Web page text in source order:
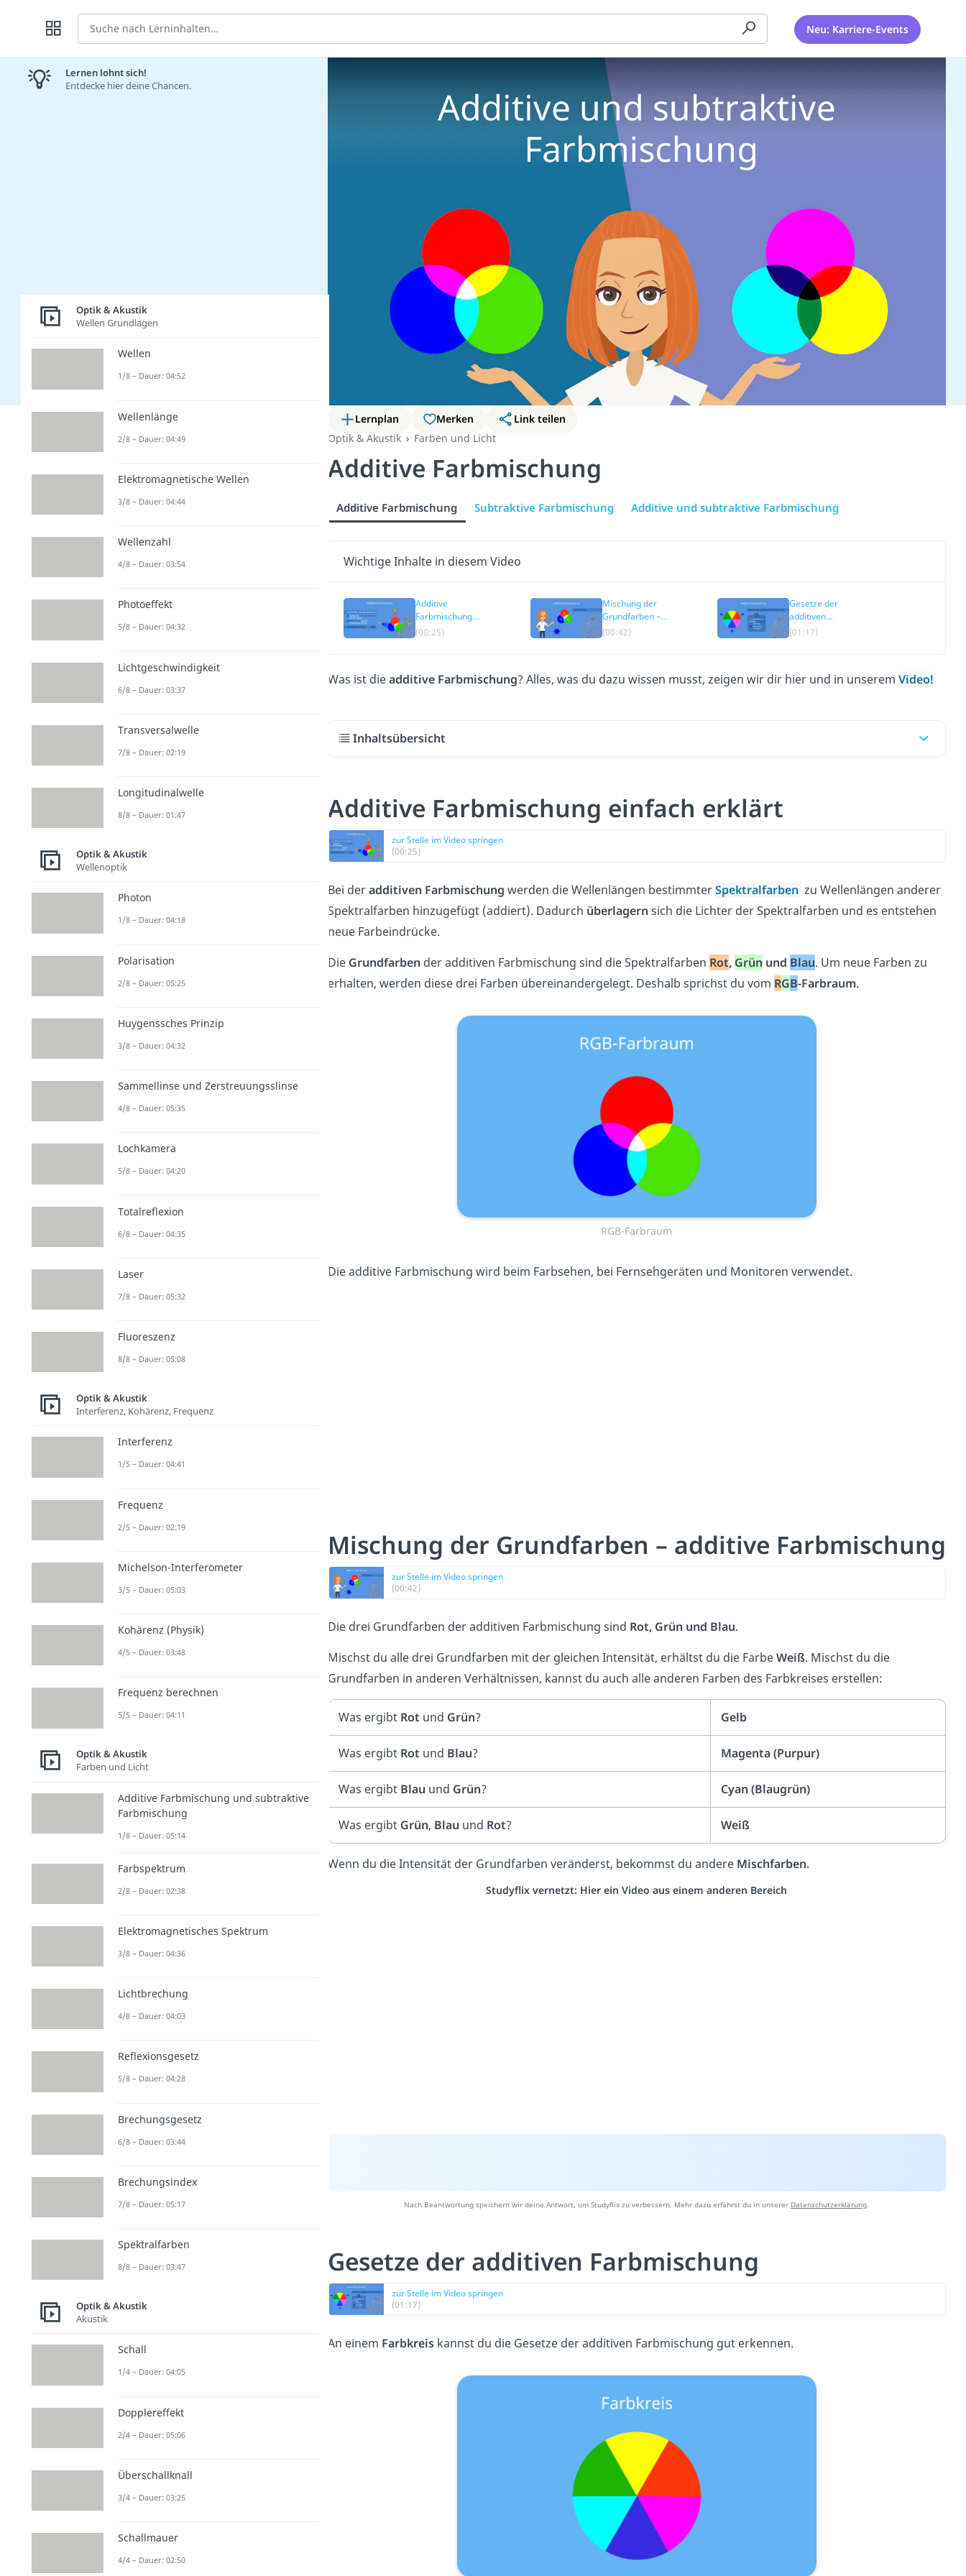
Suche Neu: Karriere-Events
Lernplan Merken
Link teilen
Optik & Akustik
Farben und Licht
Additive Farbmischung
Additive Farbmischung Subtraktive Farbmischung Additive und subtraktive Farbmischung
Wichtige Inhalte in diesem Video
Additive
Farbmischung
einfach erklärt
(00:25)
Mischung der
Grundfarben –
additive
(00:42)
Gesetze der
additiven
Farbmischung
(01:17)
Was ist dieadditive Farbmischung? Alles, was du dazu wissen musst, zeigen wir dir hier und in unserem Video!
Inhaltsübersicht
Additive Farbmischung einfach erklärt
zur Stelle im Video springen
(00:25)
Bei deradditiven Farbmischung werden die Wellenlängen bestimmterSpektralfarben zu Wellenlängen anderer
Spektralfarben hinzugefügt (addiert). Dadurch überlagern sich die Lichter der Spektralfarben und es entstehen
neue Farbeindrücke.
Die Grundfarben der additiven Farbmischung sind die Spektralfarben Rot, Grün und Blau. Um neue Farben zu
erhalten, werden diese drei Farben übereinandergelegt. Deshalb sprichst du vom RGB-Farbraum.
RGB-Farbraum
Die additive Farbmischung wird beim Farbsehen, bei Fernsehgeräten und Monitoren verwendet.
Mischung der Grundfarben – additive Farbmischung
zur Stelle im Video springen
(00:42)
Die drei Grundfarben der additiven Farbmischung sind Rot, Grün und Blau.
Mischst du alle drei Grundfarben mit der gleichen Intensität, erhältst du die FarbeWeiß. Mischst du die
Grundfarben in anderen Verhältnissen, kannst du auch alle anderen Farben des Farbkreises erstellen:
Was ergibt Rot und Grün? Gelb
Was ergibt Rot und Blau? Magenta (Purpur)
Was ergibt Blau und Grün? Cyan (Blaugrün)
Was ergibt Grün, Blau und Rot? Weiß
Wenn du die Intensität der Grundfarben veränderst, bekommst du andere Mischfarben.
Studyflix vernetzt: Hier ein Video aus einem anderen Bereich
Nach Beantwortung speichern wir deine Antwort, um Studyflix zu verbessern. Mehr dazu erfährst du in unserer Datenschutzerklärung
Gesetze der additiven Farbmischung
zur Stelle im Video springen
(01:17)
An einem Farbkreiskannst du die Gesetze der additiven Farbmischung gut erkennen.
Lernen lohnt sich!
Entdecke hier deine Chancen.
Optik & Akustik
Wellen Grundlagen
Wellen
1/8 – Dauer: 04:52
Wellenlänge
2/8 – Dauer: 04:49
Elektromagnetische Wellen
3/8 – Dauer: 04:44
Wellenzahl
4/8 – Dauer: 03:54
Photoeffekt
5/8 – Dauer: 04:32
Lichtgeschwindigkeit
6/8 – Dauer: 03:37
Transversalwelle
7/8 – Dauer: 02:19
Longitudinalwelle
8/8 – Dauer: 01:47
Optik & Akustik
Wellenoptik
Photon
1/8 – Dauer: 04:18
Polarisation
2/8 – Dauer: 05:25
Huygenssches Prinzip
3/8 – Dauer: 04:32
Sammellinse und Zerstreuungsslinse
4/8 – Dauer: 05:35
Lochkamera
5/8 – Dauer: 04:20
Totalreflexion
6/8 – Dauer: 04:35
Laser
7/8 – Dauer: 05:32
Fluoreszenz
8/8 – Dauer: 05:08
Optik & Akustik
Interferenz, Kohärenz, Frequenz
Interferenz
1/5 – Dauer: 04:41
Frequenz
2/5 – Dauer: 02:19
Michelson-Interferometer
3/5 – Dauer: 05:03
Kohärenz (Physik)
4/5 – Dauer: 03:48
Frequenz berechnen
5/5 – Dauer: 04:11
Optik & Akustik
Farben und Licht
Additive Farbmischung und subtraktive
Farbmischung
1/8 – Dauer: 05:14
Farbspektrum
2/8 – Dauer: 02:38
Elektromagnetisches Spektrum
3/8 – Dauer: 04:36
Lichtbrechung
4/8 – Dauer: 04:03
Reflexionsgesetz
5/8 – Dauer: 04:28
Brechungsgesetz
6/8 – Dauer: 03:44
Brechungsindex
7/8 – Dauer: 05:17
Spektralfarben
8/8 – Dauer: 03:47
Optik & Akustik
Akustik
Schall
1/4 – Dauer: 04:05
Dopplereffekt
2/4 – Dauer: 05:06
Überschallknall
3/4 – Dauer: 03:25
Schallmauer
4/4 – Dauer: 02:50